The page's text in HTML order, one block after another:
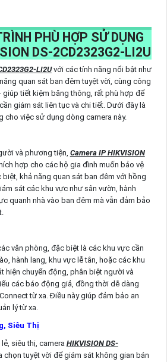
PHÙ HỢP SỬ DỤNG
DS-2CD2323G2-LI2U
LI2Uvới các tính năng nổi bật như
quan sát ban đêm tuyệt vời, cùng công
giúp tiết kiệm băng thông, rất phù hợp để
giám sát liên tục và chi tiết. Dưới đây là
cho việc sử dụng dòng camera này.
và phương tiện, Camera IP HIKVISION
hợp cho các hộ gia đình muốn bảo vệ
khả năng quan sát ban đêm với hồng
sát các khu vực như sân vườn, hành
quanh nhà vào ban đêm mà vẫn đảm bảo
văn phòng, đặc biệt là các khu vực cần
hành lang, khu vực lễ tân, hoặc các khu
hiện chuyển động, phân biệt người và
các báo động giả, đồng thời dễ dàng
từ xa. Điều này giúp đảm bảo an
lý từ xa.
Siêu Thị
siêu thị, camera HIKVISION DS-
chọn tuyệt vời để giám sát không gian bán